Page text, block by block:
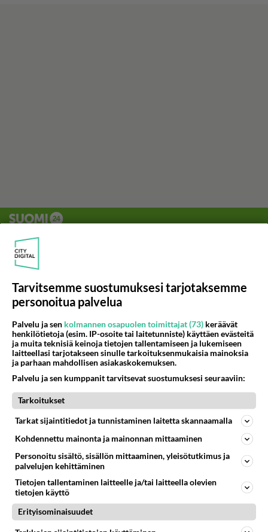
Muistatko? Kädestä suuhun
elävä Satu sai jättimäisen
rahasalkun Henry-
miljonääriltä
Tarvitsemme suostumuksesi tarjotaksemme
personoitua palvelua
Palvelu ja sen kolmannen osapuolen toimittajat (73) keräävät
henkilötietoja (esim. IP-osoite tai laitetunniste) käyttäen evästeitä
ja muita teknisiä keinoja tietojen tallentamiseen ja lukemiseen
laitteellasi tarjotakseen sinulle tarkoituksenmukaisia mainoksia
ja parhaan mahdollisen asiakaskokemuksen.
Palvelu ja sen kumppanit tarvitsevat suostumuksesi seuraaviin:
Tarkoitukset
Tarkat sijaintitiedot ja tunnistaminen laitetta skannaamalla
Kohdennettu mainonta ja mainonnan mittaaminen
Personoitu sisältö, sisällön mittaaminen, yleisötutkimus ja
palvelujen kehittäminen
Tietojen tallentaminen laitteelle ja/tai laitteella olevien
tietojen käyttö
Erityisominaisuudet